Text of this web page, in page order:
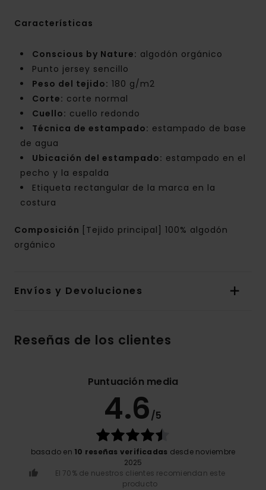
Características
Conscious by Nature: algodón orgánico
Punto jersey sencillo
Peso del tejido: 180 g/m2
Corte: corte normal
Cuello: cuello redondo
Técnica de estampado: estampado de base
de agua
Ubicación del estampado: estampado en el
pecho y la espalda
Etiqueta rectangular de la marca en la
costura
Composición
[Tejido principal] 100% algodón
orgánico
Envíos y Devoluciones
Reseñas de los clientes
Puntuación media
4.6/5
basado en 10 reseñas verificadas desde noviembre
2025
El 70% de nuestros clientes recomiendan este
producto